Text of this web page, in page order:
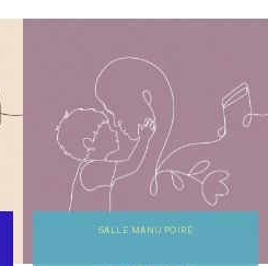
SALLE MANU POIRÉ